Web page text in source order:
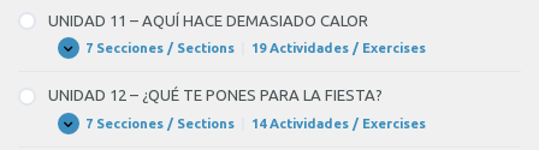
–
¡NO
TENEMOS
ASISTENTA!
UNIDAD 11 – AQUÍ HACE DEMASIADO CALOR
Expandir
UNIDAD
–
AQUÍ
HACE
DEMASIADO
7 Secciones / Sections 19 Actividades / Exercises
UNIDAD 12 – ¿QUÉ TE PONES PARA LA FIESTA?
Expandir
UNIDAD7 Secciones / Sections 14 Actividades / Exercises